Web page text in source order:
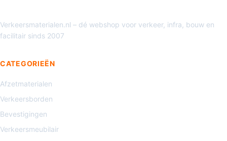
Verkeersmaterialen.nl – dé webshop voor verkeer, infra, bouw en
facilitair sinds 2007
CATEGORIEËN
Afzetmaterialen
Verkeersborden
Bevestigingen
Verkeersmeubilair